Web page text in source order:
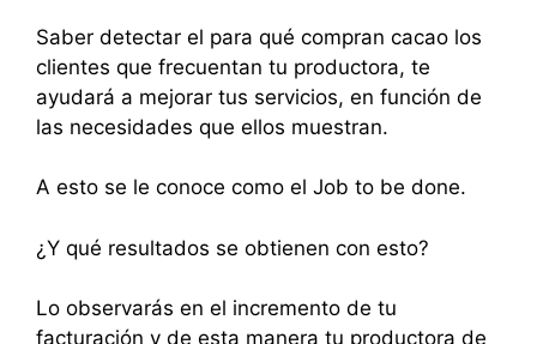
Saber detectar el para qué compran cacao los
clientes que frecuentan tu productora, te
ayudará a mejorar tus servicios, en función de
las necesidades que ellos muestran.
A esto se le conoce como el Job to be done.
¿Y qué resultados se obtienen con esto?
Lo observarás en el incremento de tu
facturación y de esta manera tu productora de